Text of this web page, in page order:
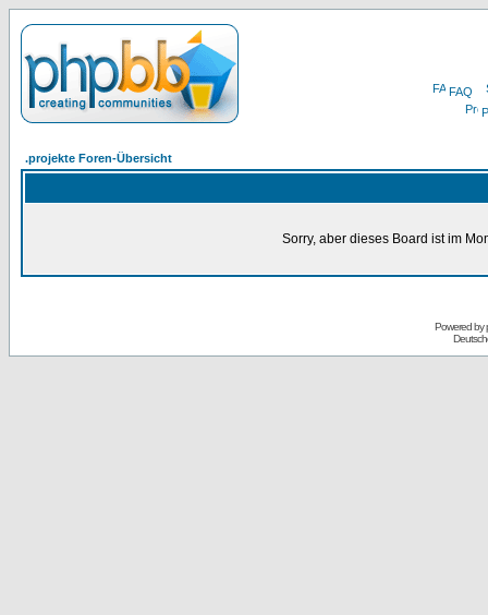
FAQ
.projekte Foren-Übersicht
Sorry, aber dieses Board ist im
Powered by